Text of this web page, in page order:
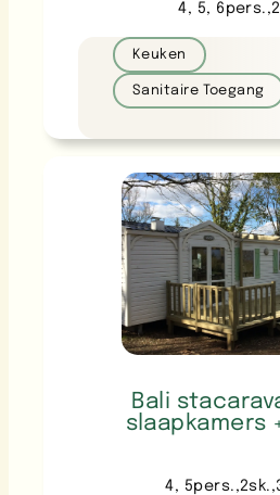
4, 5, 6 pers. ,2
Keuken
Sanitaire Toegang
Bali
slaapkamers
4, 5pers. ,2sk. ,